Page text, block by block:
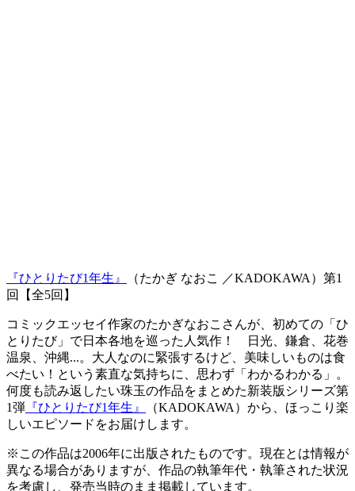
『ひとりたび1年生』
（たかぎ なおこ ／KADOKAWA）第1
回【全5回】
コミックエッセイ作家のたかぎなおこさんが、初めての「ひ
とりたび」で日本各地を巡った人気作！ 日光、鎌倉、花巻
温泉、沖縄...。大人なのに緊張するけど、美味しいものは食
べたい！という素直な気持ちに、思わず「わかるわかる」。
何度も読み返したい珠玉の作品をまとめた新装版シリーズ第
1弾 『ひとりたび1年生』
（KADOKAWA）から、ほっこり楽
しいエピソードをお届けします。
※この作品は2006年に出版されたものです。 現在とは情報が
異なる場合がありますが、作品の執筆年代・ 執筆された状況
を考慮し、発売当時のまま掲載しています。